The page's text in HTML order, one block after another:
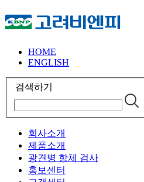
HOME
ENGLISH
검색하기
회사소개
제품소개
광견병 항체 검사
홍보센터